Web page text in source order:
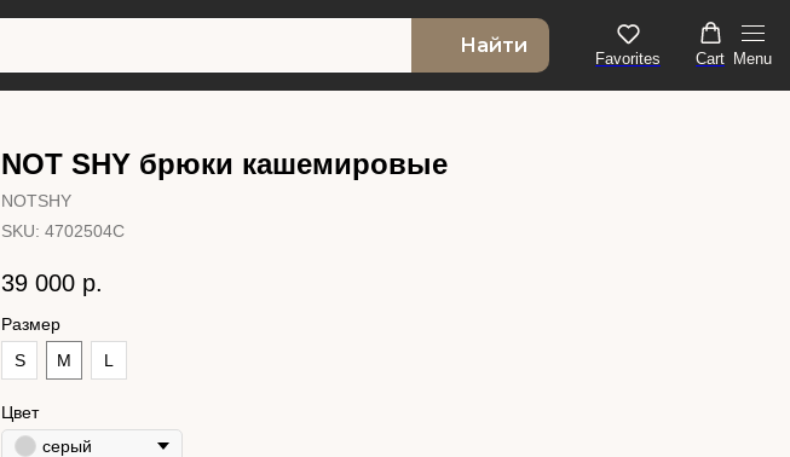
Найти
Favorites Cart Menu
NOT SHY брюки кашемировые
NOTSHY
SKU: 4702504C
39 000 р.
Размер
S
M L
Цвет
серый